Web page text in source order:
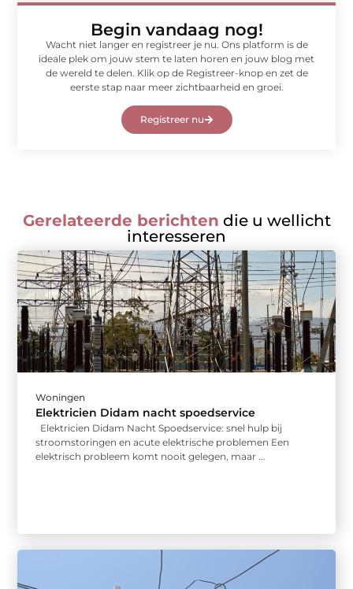
Begin vandaag nog!
Wacht niet langer en registreer je nu. Ons platform is de
ideale plek om jouw stem te laten horen en jouw blog met
de wereld te delen. Klik op de Registreer-knop en zet de
eerste stap naar meer zichtbaarheid en groei.
Registreer nu
Gerelateerde berichten die u wellicht
interesseren
Woningen
Elektricien Didam nacht spoedservice
Elektricien Didam Nacht Spoedservice: snel hulp bij
stroomstoringen en acute elektrische problemen Een
elektrisch probleem komt nooit gelegen, maar ...